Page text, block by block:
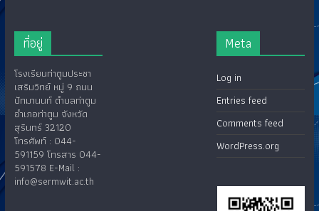
ที่อยู่
โรงเรียนท่าตูมประชา
เสริมวิทย์ หมู่ 9 ถนน
ปัทมานนท์ ตำบลท่าตูม
อำเภอท่าตูม จังหวัด
สุรินทร์ 32120
โทรศัพท์ : 044-
591159 โทรสาร 044-
591578 E-Mail :
info@sermwit.ac.th
Meta
Log in
Entries feed
Comments feed
WordPress.org